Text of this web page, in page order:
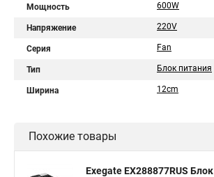
Мощность 600W
Напряжение 220V
Серия Fan
Тип Блок питания
Ширина 12cm
Похожие товары
Exegate EX288877RUS Блок